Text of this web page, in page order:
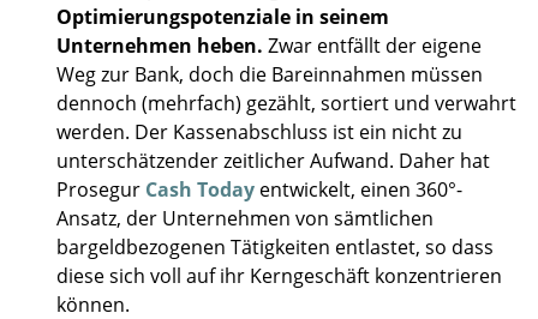
Optimierungspotenziale in seinem
Unternehmen heben. Zwar entfällt der eigene
Weg zur Bank, doch die Bareinnahmen müssen
dennoch (mehrfach) gezählt, sortiert und verwahrt
werden. Der Kassenabschluss ist ein nicht zu
unterschätzender zeitlicher Aufwand. Daher hat
Prosegur Cash Today entwickelt, einen 360°-
Ansatz, der Unternehmen von sämtlichen
bargeldbezogenen Tätigkeiten entlastet, so dass
diese sich voll auf ihr Kerngeschäft konzentrieren
können.